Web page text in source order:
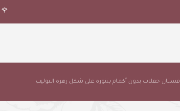
🌹
فستان حفلات بدون أكمام بتنورة على شكل زهرة التوليب